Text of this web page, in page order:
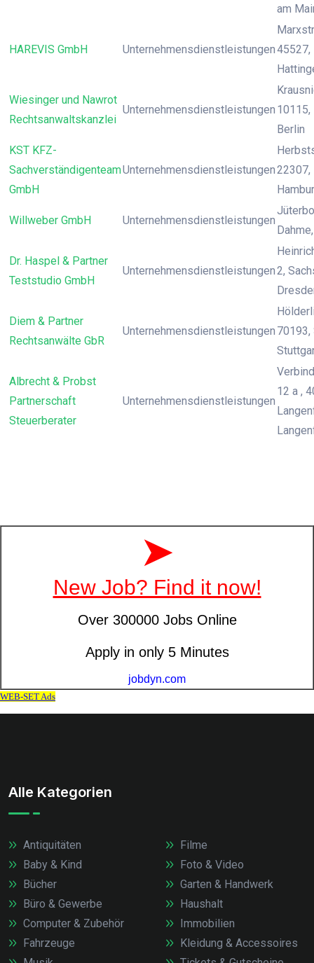
am
HAREVIS GmbH Unternehmensdienstleistungen45527,
Wiesinger und Nawrot
Rechtsanwaltskanzlei
Unternehmensdienstleistungen 10115,
Berlin
KST KFZ-
Sachverständigenteam
GmbH
Unternehmensdienstleistungen22307,
Willweber GmbH Unternehmensdienstleistungen
Dr. Haspel & Partner
Teststudio GmbH
Unternehmensdienstleistungen2,
Diem & Partner
Rechtsanwälte GbR
Unternehmensdienstleistungen 70193,
Albrecht & Probst
Partnerschaft
Steuerberater
Unternehmensdienstleistungen
12 a ,
Alle Kategorien
Antiquitäten
Baby & Kind
Bücher
Büro & Gewerbe
Computer & Zubehör
Fahrzeuge
Filme
Foto & Video
Garten & Handwerk
Haushalt
Immobilien
Kleidung & Accessoires